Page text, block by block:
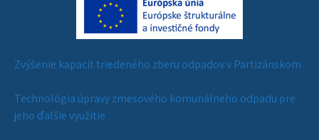
Zvýšenie kapacít triedeného zberu odpadov v Partizánskom
Technológia úpravy zmesového komunálneho odpadu pre
jeho ďalšie využitie